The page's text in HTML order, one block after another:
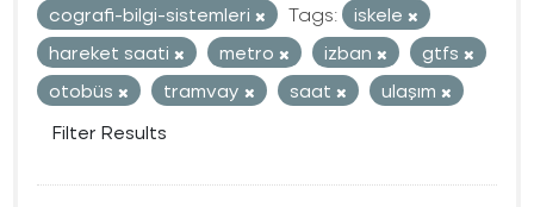
cografi-bilgi-sistemleri
Tags:
iskele
hareket saati
metro izban
gtfs
otobüs
tramvay saat
ulaşım
Filter Results